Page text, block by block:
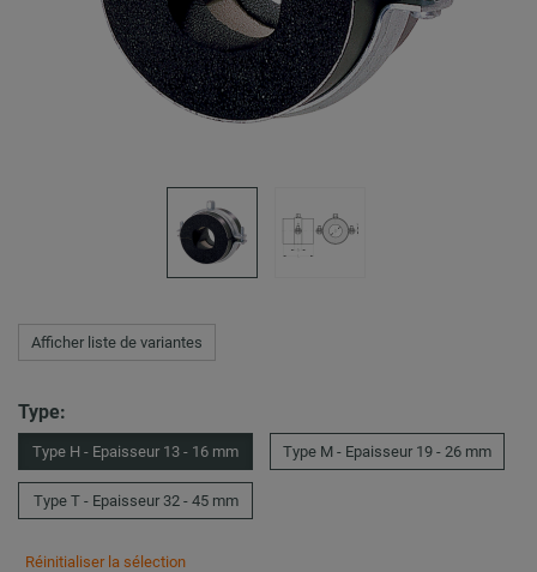
Afficher liste de variantes
Type:
Type H - Epaisseur 13 - 16 mm Type M - Epaisseur 19 - 26 mm
Type T - Epaisseur 32 - 45 mm
Réinitialiser la sélection